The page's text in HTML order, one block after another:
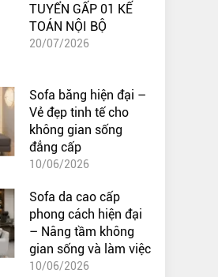
TUYỂN GẤP 01 KẾ
TOÁN NỘI BỘ
20/07/2026
Sofa băng hiện đại –
Vẻ đẹp tinh tế cho
không gian sống
đẳng cấp
10/06/2026
Sofa da cao cấp
phong cách hiện đại
– Nâng tầm không
gian sống và làm việc
10/06/2026